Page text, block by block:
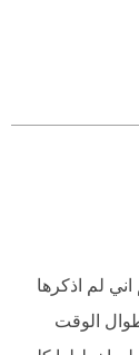
لم اذكرها
الوقت